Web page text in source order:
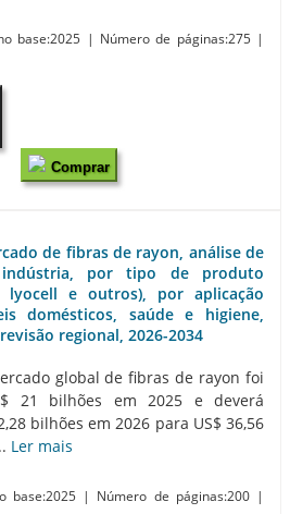
base:2025 | Número de páginas:275 |
Comprar
de fibras de rayon, análise de
por tipo de produto
lyocell e outros), por aplicação
domésticos, saúde e higiene,
regional, 2026-2034
global de fibras de rayon foi
21 bilhões em 2025 e deverá
bilhões em 2026 para US$ 36,56
Ler mais
base:2025 | Número de páginas:200 |